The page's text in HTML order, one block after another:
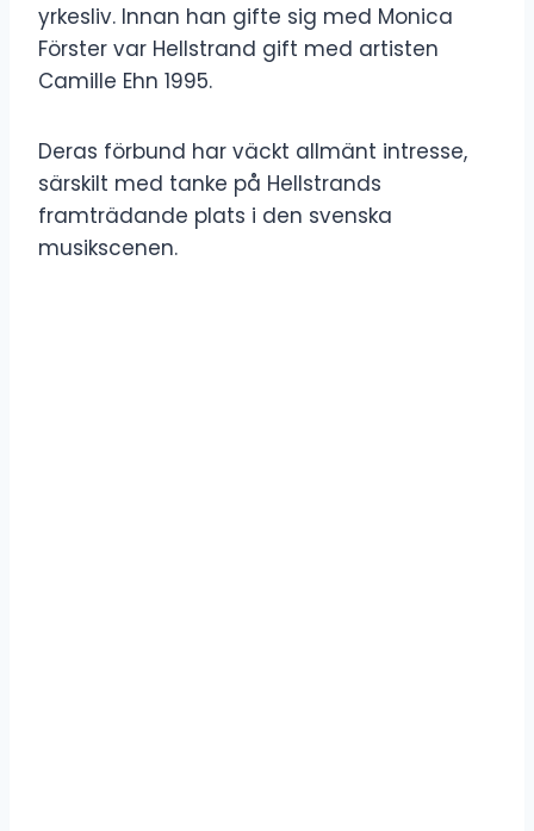
yrkesliv. Innan han gifte sig med Monica
Förster var Hellstrand gift med artisten
Camille Ehn 1995.
Deras förbund har väckt allmänt intresse,
särskilt med tanke på Hellstrands
framträdande plats i den svenska
musikscenen.